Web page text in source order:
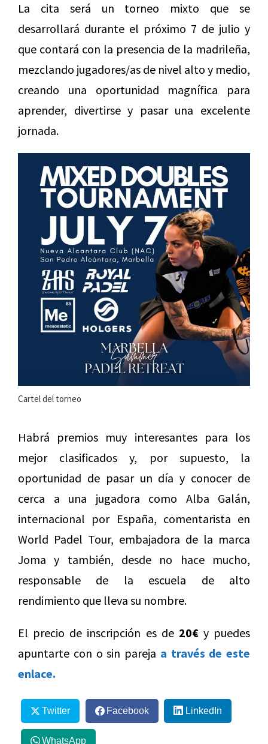
La cita será un torneo mixto que se
desarrollará durante el próximo 7 de julio y
que contará con la presencia de la madrileña,
mezclando jugadores/as de nivel alto y medio,
creando una oportunidad magnífica para
aprender, divertirse y pasar una excelente
jornada.
Cartel del torneo
Habrá premios muy interesantes para los
mejor clasificados y, por supuesto, la
oportunidad de pasar un día y conocer de
cerca a una jugadora como Alba Galán,
internacional por España, comentarista en
World Padel Tour, embajadora de la marca
Joma y también, desde no hace mucho,
responsable de la escuela de alto
rendimiento que lleva su nombre.
El precio de inscripción es de 20€y puedes
apuntarte con o sin pareja a través de este
enlace.
Twitter Facebook LinkedIn
WhatsApp